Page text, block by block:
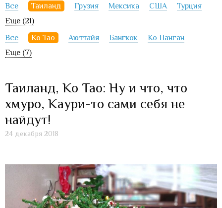
Все Таиланд Грузия Мексика США
Турция
Еще (21)
Все
Ко Тао Аюттайя Бангкок
Ко Панган
Еще (7)
Таиланд, Ко Тао: Ну и что, что
хмуро, Каури-то сами себя не
найдут!
24 декабря 2018